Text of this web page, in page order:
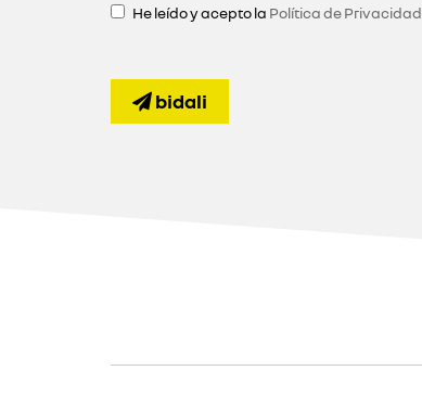
He leído y acepto la Política de Privacidad
bidali